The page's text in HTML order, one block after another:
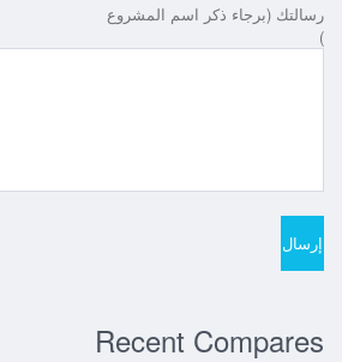
رسالتك (برجاء ذكر اسم المشروع
)
Recent Compares